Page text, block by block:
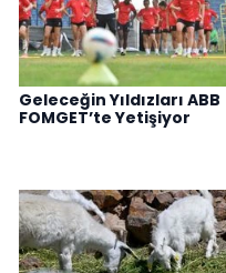
Geleceğin Yıldızları ABB
FOMGET’te Yetişiyor